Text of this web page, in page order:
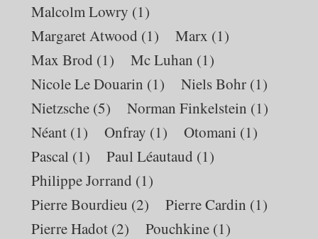
Malcolm Lowry (1)
Margaret Atwood (1) Marx (1)
Max Brod (1) Mc Luhan (1)
Nicole Le Douarin (1) Niels Bohr (1)
Nietzsche (5) Norman Finkelstein (1)
Néant (1) Onfray (1) Otomani (1)
Pascal (1) Paul Léautaud (1)
Philippe Jorrand (1)
Pierre Bourdieu (2) Pierre Cardin (1)
Pierre Hadot (2) Pouchkine (1)